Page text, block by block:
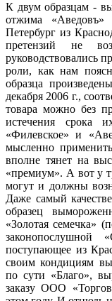
К двум образцам -
отжима
Петербург из
претензий не
руководствовались
роли, как нам
образца
декабря 2006 г.,
товара можно без
истечения срока
«Филевское» и
мысленно
вполне тянет на
«премиум». А вот у
могут и должны
Даже самый
образец
«Золотая семечка»
поступающее из
своим кондициям
по сути «Благо»,
заказу ООО